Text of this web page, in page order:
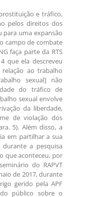
e tráfico,
pelos direitos dos
uma expansão
campo de combate
faça parte da RTS
que ela descreveu
ao trabalho
sexual] não
do tráfico de
sexual envolve
da liberdade,
de violação dos
5). Além disso, a
em partilhar a sua
a pesquisa
que aconteceu, por
do RAPVT
de 2017, durante
gerido pela APF
público sobre o